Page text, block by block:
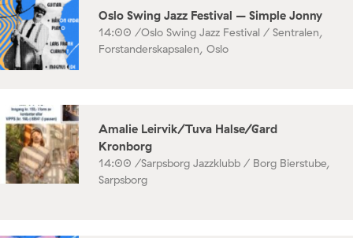
Oslo Swing Jazz Festival – Simple Jonny
14:00 /Oslo Swing Jazz Festival / Sentralen,
Forstanderskapsalen, Oslo
Amalie Leirvik/Tuva Halse/Gard
Kronborg
14:00 /Sarpsborg Jazzklubb / Borg Bierstube,
Sarpsborg